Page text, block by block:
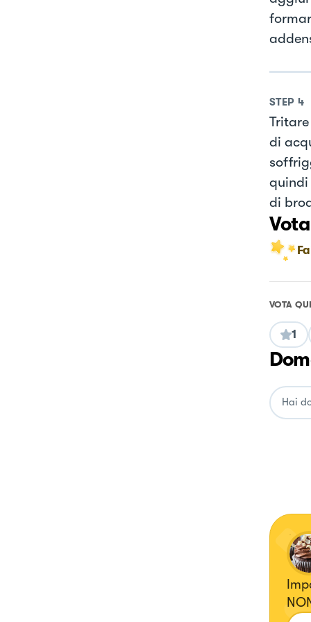
STEP 4
di
quindi
di
VOTA
1